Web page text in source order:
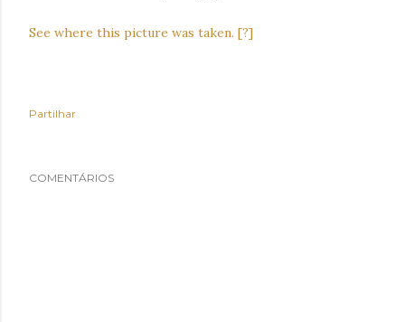
See where this picture was taken. [?]
Partilhar
COMENTÁRIOS